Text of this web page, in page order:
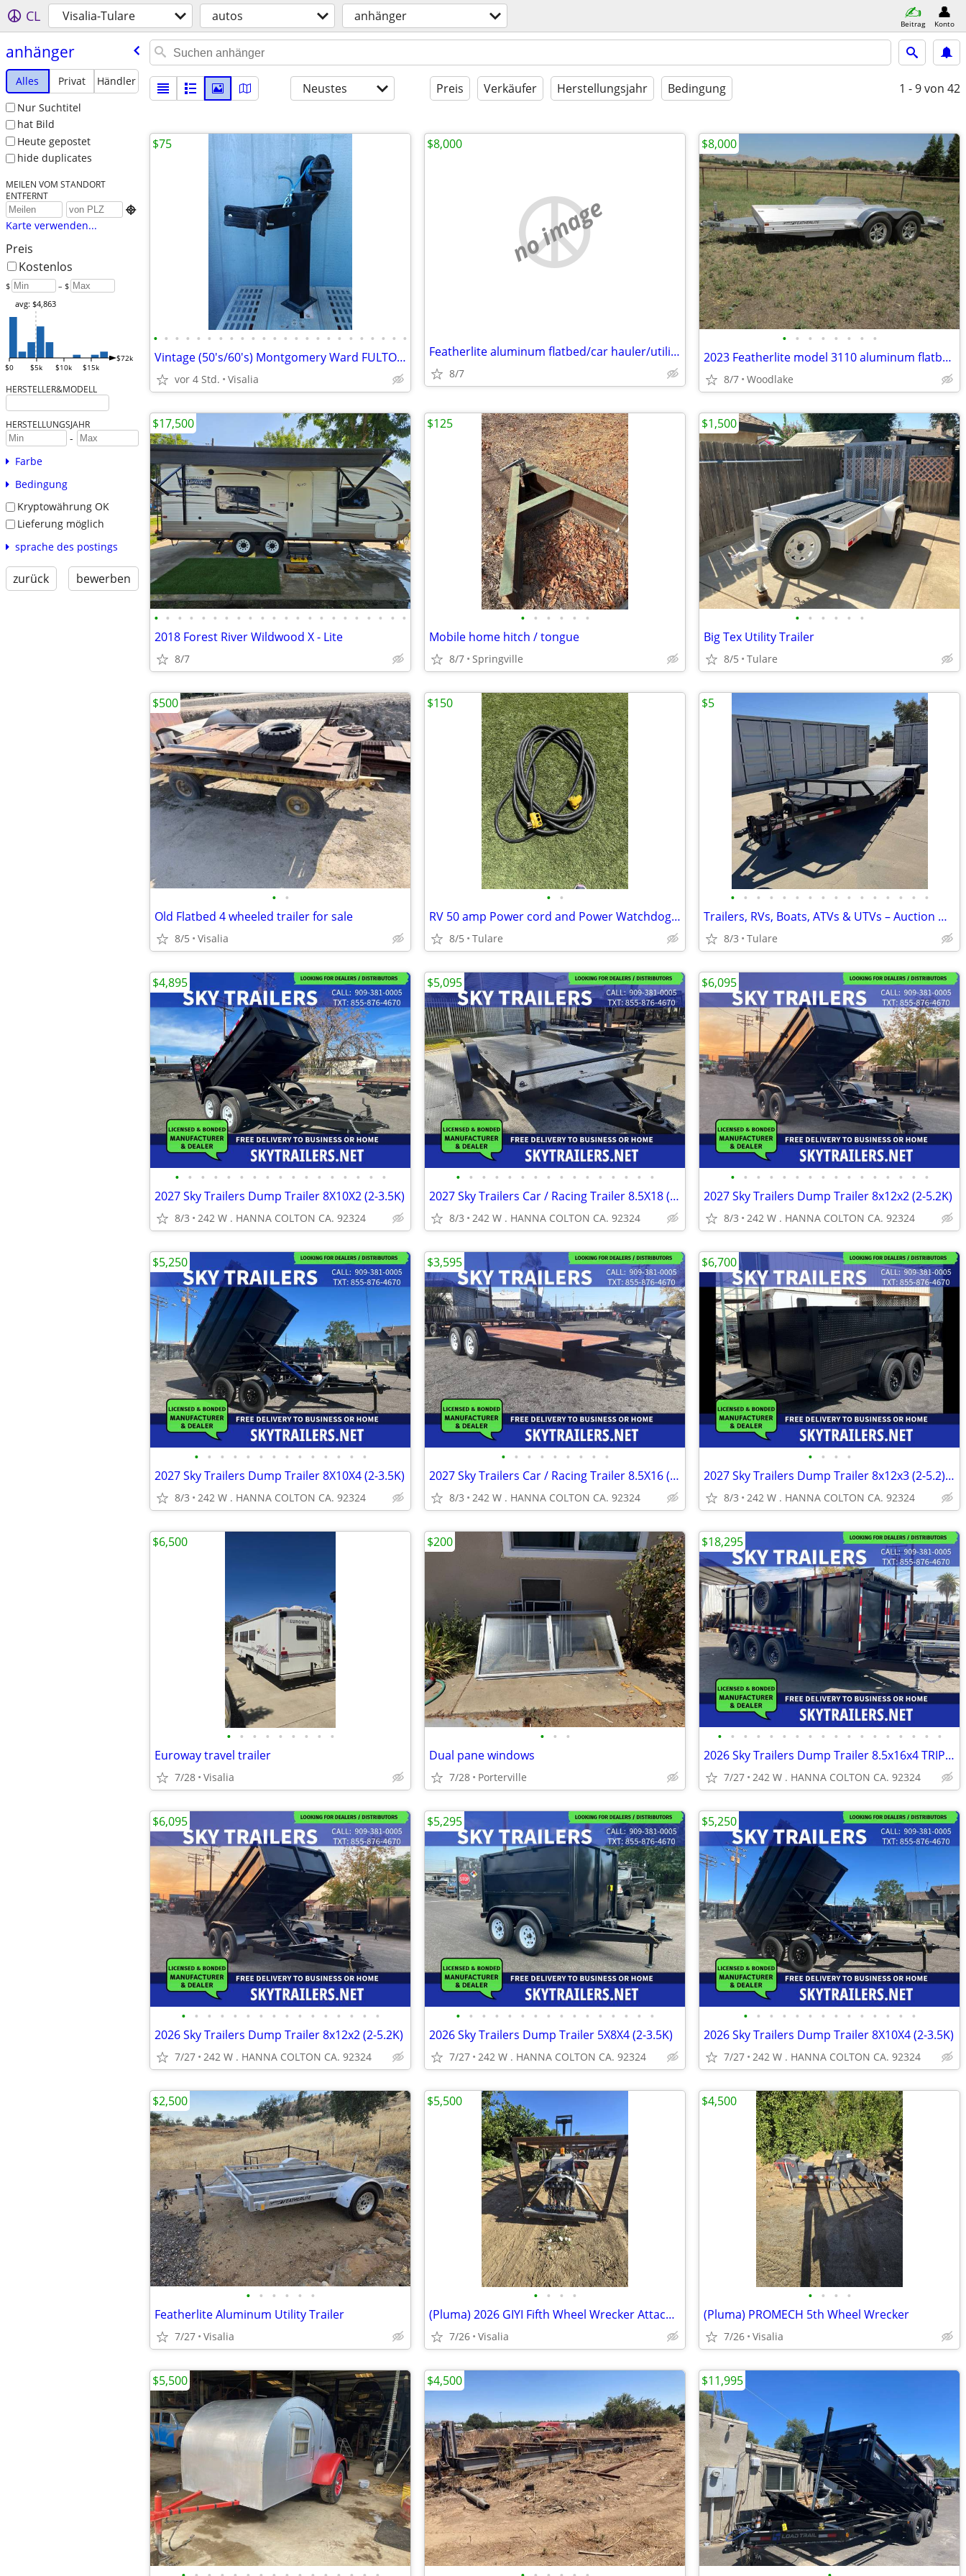
CL Visalia-Tulare autos anhänger Beitrag Konto
anhänger
Alles Privat
Händler
Nur Suchtitel
hat Bild
Heute gepostet
hide duplicates
MEILEN VOM STANDORT
ENTFERNT

Karte verwenden...
Preis
Kostenlos
$ – $
$0 $5k $10k $15k
$72k
avg: $4,863
HERSTELLER&MODELL
HERSTELLUNGSJAHR
-
Farbe
Bedingung
Kryptowährung OK
Lieferung möglich
sprache des postings
zurück bewerben
Neustes Preis Verkäufer Herstellungsjahr Bedingung 1 - 9von 42
• • • • • • • • • • • • • • • • • • • • • • • •
Vintage (50's/60's) Montgomery Ward FULTON Boat Trailer Winch And Stand!
vor 4 Std. Visalia
$75
no image
Featherlite aluminum flatbed/car hauler/utility trailer
8/7
$8,000
• • • • • • • •
2023 Featherlite model 3110 aluminum flatbed car /equipment trailer
8/7 Woodlake
$8,000
• • • • • • • • • • • • • • • • • • • • • •
2018 Forest River Wildwood X - Lite
8/7
$17,500
• • • • • •
Mobile home hitch / tongue
8/7 Springville
$125
• • • • • •
Big Tex Utility Trailer
8/5 Tulare
$1,500
• •
Old Flatbed 4 wheeled trailer for sale
8/5 Visalia
$500
• •
RV 50 amp Power cord and Power Watchdog surge protector
8/5 Tulare
$150
• • • • • • • • • • • • • • • •
Trailers, RVs, Boats, ATVs & UTVs – Auction Deals
8/3 Tulare
$5
• • • • • • • • • • • • • • • • •
2027 Sky Trailers Dump Trailer 8X10X2 (2-3.5K)
8/3 242 W . HANNA COLTON CA. 92324
$4,895
• • • • • • • • • • • • • • • •
2027 Sky Trailers Car / Racing Trailer 8.5X18 (2-3.5K)
8/3 242 W . HANNA COLTON CA. 92324
$5,095
• • • • • • • • • • • • • • • •
2027 Sky Trailers Dump Trailer 8x12x2 (2-5.2K)
8/3 242 W . HANNA COLTON CA. 92324
$6,095
• • • • • • • • • • • • • •
2027 Sky Trailers Dump Trailer 8X10X4 (2-3.5K)
8/3 242 W . HANNA COLTON CA. 92324
$5,250
• • • • • • • • •
2027 Sky Trailers Car / Racing Trailer 8.5X16 (2-3.5K)
8/3 242 W . HANNA COLTON CA. 92324
$3,595
• • • •
2027 Sky Trailers Dump Trailer 8x12x3 (2-5.2) DIAMOND PLATE
8/3 242 W . HANNA COLTON CA. 92324
$6,700
• • • • • • • • •
Euroway travel trailer
7/28 Visalia
$6,500
• • •
Dual pane windows
7/28 Porterville
$200
• • • • • • • • • • • • • • • • • •
2026 Sky Trailers Dump Trailer 8.5x16x4 TRIPLE-7k
7/27 242 W . HANNA COLTON CA. 92324
$18,295
• • • • • • • • • • • • • • • •
2026 Sky Trailers Dump Trailer 8x12x2 (2-5.2K)
7/27 242 W . HANNA COLTON CA. 92324
$6,095
• • • • • • • • • • • • • • • •
2026 Sky Trailers Dump Trailer 5X8X4 (2-3.5K)
7/27 242 W . HANNA COLTON CA. 92324
$5,295
• • • • • • • • • • • • • •
2026 Sky Trailers Dump Trailer 8X10X4 (2-3.5K)
7/27 242 W . HANNA COLTON CA. 92324
$5,250
• • • • • •
Featherlite Aluminum Utility Trailer
7/27 Visalia
$2,500
• • • •
(Pluma) 2026 GIYI Fifth Wheel Wrecker Attachment – Model GY‑TE31
7/26 Visalia
$5,500
• • • •
(Pluma) PROMECH 5th Wheel Wrecker
7/26 Visalia
$4,500
$5,500 $4,500 $11,995